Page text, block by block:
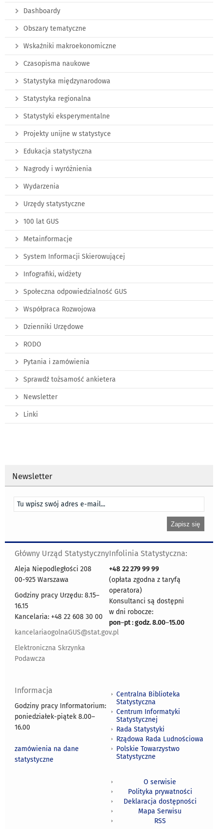
Dashboardy
Obszary tematyczne
Wskaźniki makroekonomiczne
Czasopisma naukowe
Statystyka międzynarodowa
Statystyka regionalna
Statystyki eksperymentalne
Projekty unijne w statystyce
Edukacja statystyczna
Nagrody i wyróżnienia
Wydarzenia
Urzędy statystyczne
100 lat GUS
Metainformacje
System Informacji Skierowującej
Infografiki, widżety
Społeczna odpowiedzialność GUS
Współpraca Rozwojowa
Dzienniki Urzędowe
RODO
Pytania i zamówienia
Sprawdź tożsamość ankietera
Newsletter
Linki
Newsletter
Główny Urząd Statystyczny
Aleja Niepodległości 208
00-925 Warszawa
Godziny pracy Urzędu: 8.15–
16.15
Kancelaria: +48 22 608 30 00
kancelariaogolnaGUS@stat.gov.pl
Elektroniczna Skrzynka
Podawcza
Infolinia Statystyczna:
+48 22 279 99 99
(opłata zgodna z taryfą
operatora)
Konsultanci są dostępni
w dni robocze:
pon–pt : godz. 8.00–15.00
Informacja
Godziny pracy Informatorium:
poniedziałek-piątek 8.00–
16.00
zamówienia na dane
statystyczne
Centralna Biblioteka
Statystyczna
Centrum Informatyki
Statystycznej
Rada Statystyki
Rządowa Rada Ludnościowa
Polskie Towarzystwo
Statystyczne
O serwisie
Polityka prywatności
Deklaracja dostępności
Mapa Serwisu
RSS